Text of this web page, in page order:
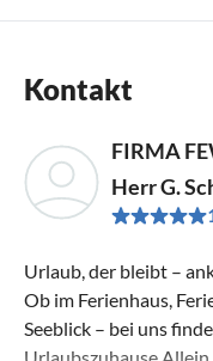
Borkow:
bis zu 120 Personen, 6
(Objekt-Nr.: 60438)
Schlowe (direkt am
(Objekt-Nr.: 94799)
- 1x Bungalow direkt
(Objekt-Nr.: 68274)
Kontakt
FIRMA
Herr G.
Urlaub, der bleibt –
Ob im Ferienhaus,
Seeblick – bei uns
Urlaubszuhause